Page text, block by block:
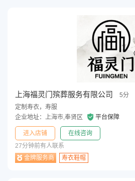
上海福灵门殡葬服务有限公司
5分
定制寿衣，寿服
企业地址：上海市,奉贤区
平台保障
进入店铺
在线咨询
27分钟前有人联系
金牌服务商
寿衣鞋帽